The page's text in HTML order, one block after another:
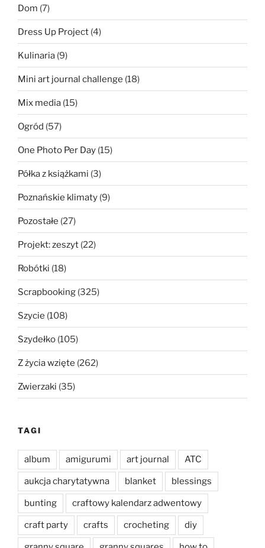
Dom (7)
Dress Up Project (4)
Kulinaria (9)
Mini art journal challenge (18)
Mix media (15)
Ogród (57)
One Photo Per Day (15)
Półka z książkami (3)
Poznańskie klimaty (9)
Pozostałe (27)
Projekt: zeszyt (22)
Robótki (18)
Scrapbooking (325)
Szycie (108)
Szydełko (105)
Z życia wzięte (262)
Zwierzaki (35)
TAGI
album amigurumi art journal ATC
aukcja charytatywna blanket blessings
bunting craftowy kalendarz adwentowy
craft party crafts crocheting diy